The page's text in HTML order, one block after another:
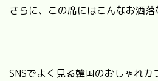
さらに、この席にはこんなお洒落
SNSでよく見る韓国のおしゃれ